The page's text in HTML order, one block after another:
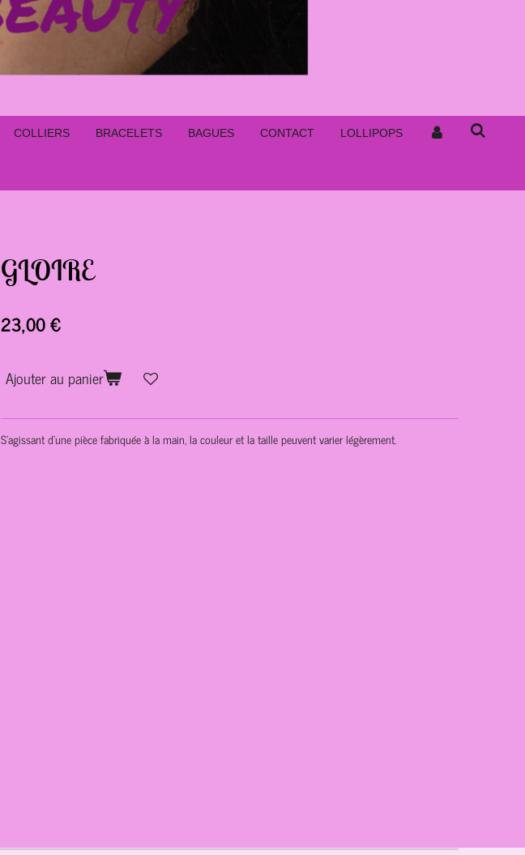
COLLIERS BRACELETS BAGUES CONTACT LOLLIPOPS
GLOIRE
23,00 €
Ajouter au panier
S'agissant d'une pièce fabriquée à la main, la couleur et la taille peuvent varier légèrement.